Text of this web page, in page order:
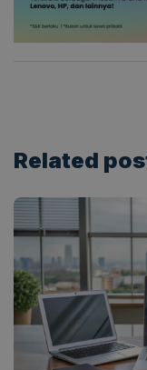
Related